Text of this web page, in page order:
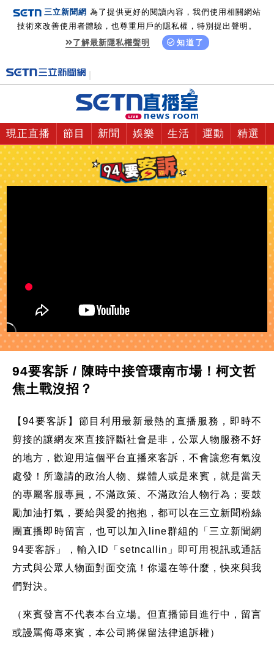
三立新聞網 為了提供更好的閱讀內容，我們使用相關網站
技術來改善使用者體驗，也尊重用戶的隱私權，特別提出聲明。
了解最新隱私權聲明
知道了
現正直播 節目 新聞 娛樂 生活 運動 精選
94要客訴 / 陳時中接管環南市場！柯文哲
焦土戰沒招？
【94要客訴】節目利用最新最熱的直播服務，即時不
剪接的讓網友來直接評斷社會是非，公眾人物服務不好
的地方，歡迎用這個平台直播來客訴，不會讓您有氣沒
處發！所邀請的政治人物、媒體人或是來賓，就是當天
的專屬客服專員，不滿政策、不滿政治人物行為；要鼓
勵加油打氣，要給與愛的抱抱，都可以在三立新聞粉絲
團直播即時留言，也可以加入line群組的「三立新聞網
94要客訴」，輸入ID「setncallin」即可用視訊或通話
方式與公眾人物面對面交流！你還在等什麼，快來與我
們對決。
（來賓發言不代表本台立場。但直播節目進行中，留言
或謾罵侮辱來賓，本公司將保留法律追訴權）